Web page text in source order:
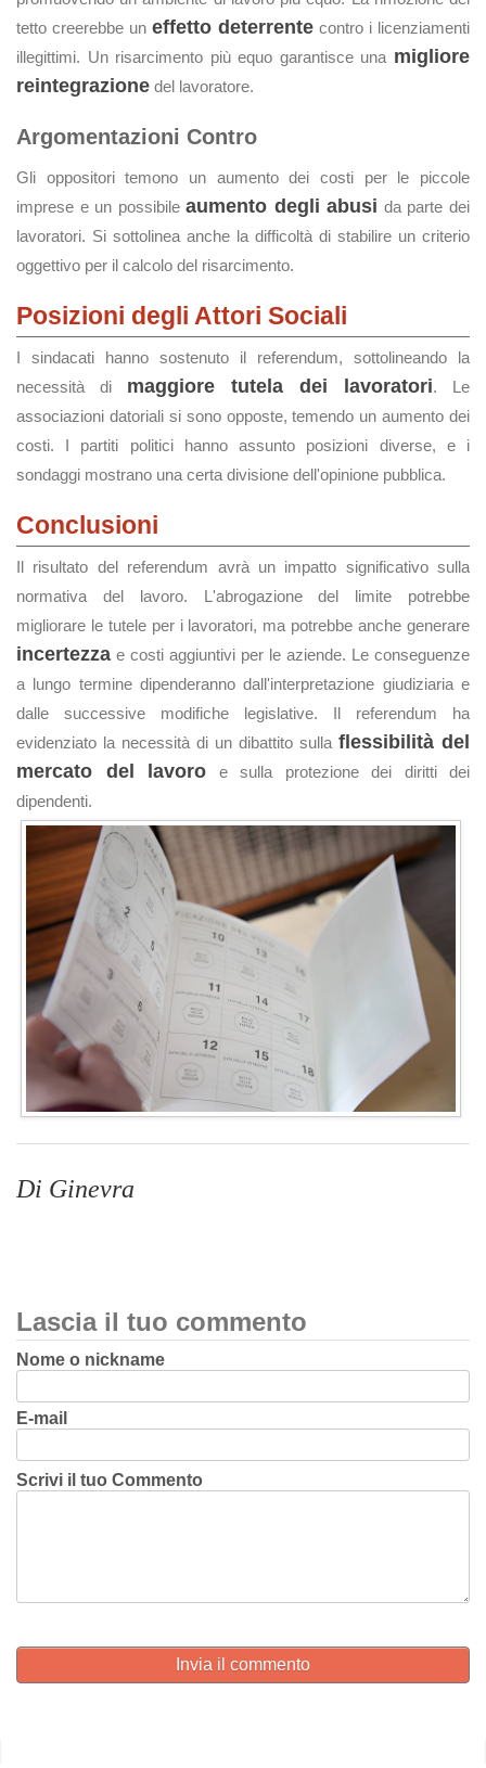
tetto creerebbe un effetto deterrente contro i licenziamenti
illegittimi. Un risarcimento più equo garantisce una migliore
reintegrazione del lavoratore.
Argomentazioni Contro
Gli oppositori temono un aumento dei costi per le piccole
imprese e un possibileaumento degli abusi da parte dei
lavoratori. Si sottolinea anche la difficoltà di stabilire un criterio
oggettivo per il calcolo del risarcimento.
Posizioni degli Attori Sociali
I sindacati hanno sostenuto il referendum, sottolineando la
necessità di maggiore tutela dei lavoratori. Le
associazioni datoriali si sono opposte, temendo un aumento dei
costi. I partiti politici hanno assunto posizioni diverse, e i
sondaggi mostrano una certa divisione dell'opinione pubblica.
Conclusioni
Il risultato del referendum avrà un impatto significativo sulla
normativa del lavoro. L'abrogazione del limite potrebbe
migliorare le tutele per i lavoratori, ma potrebbe anche generare
incertezza e costi aggiuntivi per le aziende. Le conseguenze
a lungo termine dipenderanno dall'interpretazione giudiziaria e
dalle successive modifiche legislative. Il referendum ha
evidenziato la necessità di un dibattito sulla flessibilità del
mercato del lavoro e sulla protezione dei diritti dei
dipendenti.
Di Ginevra
Lascia il tuo commento
Nome o nickname
E-mail
Scrivi il tuo Commento
Invia il commento